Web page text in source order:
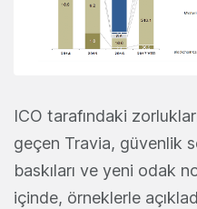
ICO tarafındaki
geçen Travia, güvenlik
baskıları ve yeni odak
içinde, örneklerle